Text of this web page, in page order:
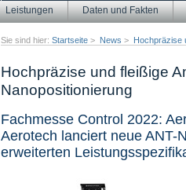
Leistungen Daten und Fakten
Sie sind hier: Startseite > News > Hochpräzise
Hochpräzise und fleißige
Nanopositionierung
Fachmesse Control 2022:
Aerotech lanciert neue ANT-
erweiterten